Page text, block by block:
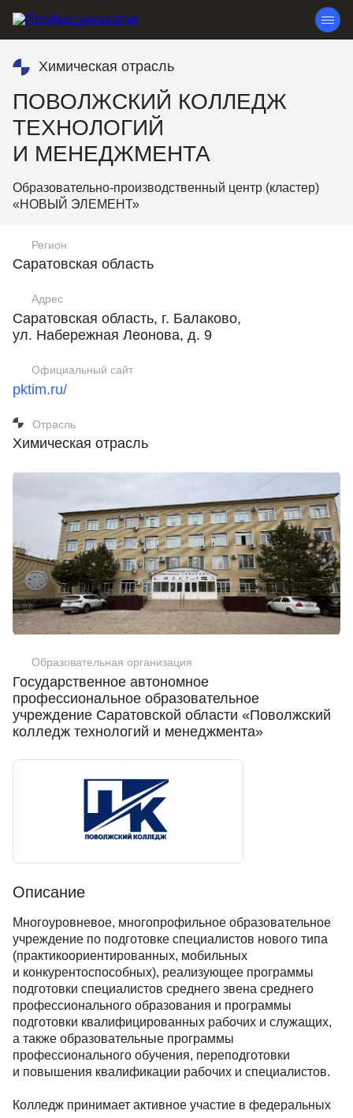
Химическая отрасль
ПОВОЛЖСКИЙ КОЛЛЕДЖ
ТЕХНОЛОГИЙ
И МЕНЕДЖМЕНТА
Образовательно-производственный центр (кластер)
«НОВЫЙ ЭЛЕМЕНТ»
Регион
Саратовская область
Адрес
Саратовская область, г. Балаково,
ул. Набережная Леонова, д. 9
Официальный сайт
pktim.ru/
Отрасль
Химическая отрасль
Образовательная организация
Государственное автономное
профессиональное образовательное
учреждение Саратовской области «Поволжский
колледж технологий и менеджмента»
Описание
Многоуровневое, многопрофильное образовательное
учреждение по подготовке специалистов нового типа
(практикоориентированных, мобильных
и конкурентоспособных), реализующее программы
подготовки специалистов среднего звена среднего
профессионального образования и программы
подготовки квалифицированных рабочих и служащих,
а также образовательные программы
профессионального обучения, переподготовки
и повышения квалификации рабочих и специалистов.
Колледж принимает активное участие в федеральных